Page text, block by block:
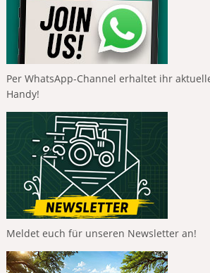
Per WhatsApp-Channel erhaltet ihr
Handy!
Meldet euch für unseren Newsletter an!